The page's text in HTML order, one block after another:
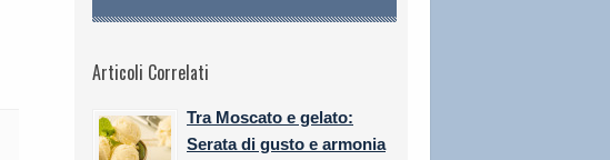
Articoli Correlati
Tra Moscato e gelato:
Serata di gusto e armonia